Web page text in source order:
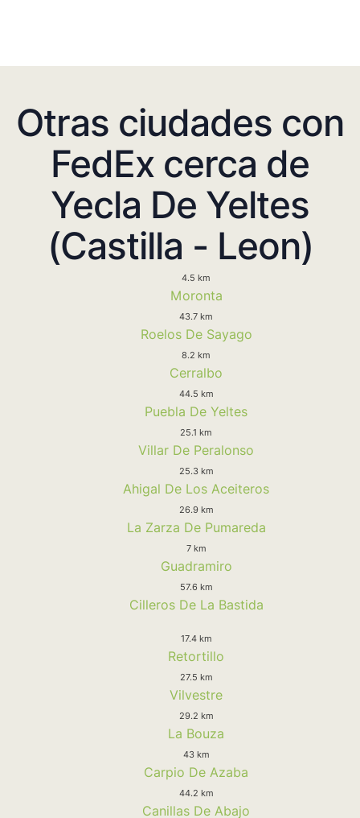
Otras ciudades con
FedEx cerca de
Yecla De Yeltes
(Castilla - Leon)
4.5 km
Moronta
43.7 km
Roelos De Sayago
8.2 km
Cerralbo
44.5 km
Puebla De Yeltes
25.1 km
Villar De Peralonso
25.3 km
Ahigal De Los Aceiteros
26.9 km
La Zarza De Pumareda
7 km
Guadramiro
57.6 km
Cilleros De La Bastida
17.4 km
Retortillo
27.5 km
Vilvestre
29.2 km
La Bouza
43 km
Carpio De Azaba
44.2 km
Canillas De Abajo